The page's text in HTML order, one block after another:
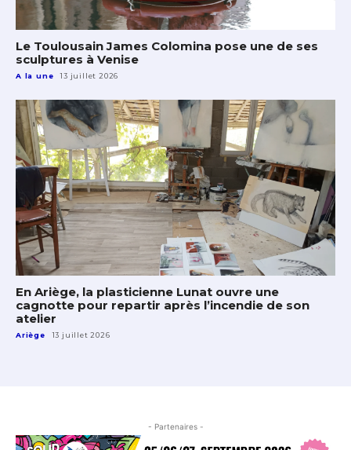
Le Toulousain James Colomina pose une de ses
sculptures à Venise
A la une 13 juillet 2026
En Ariège, la plasticienne Lunat ouvre une
cagnotte pour repartir après l’incendie de son
atelier
Ariège 13 juillet 2026
- Partenaires -